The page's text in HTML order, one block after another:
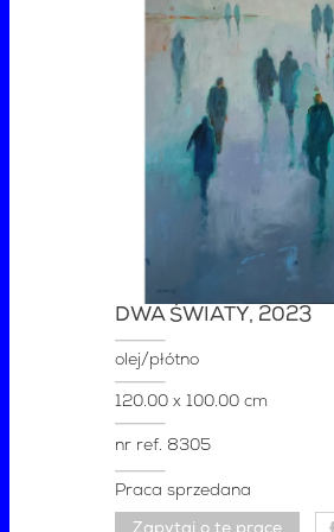
DWA ŚWIATY, 2023
olej/płótno
120.00 x 100.00 cm
nr ref. 8305
Praca sprzedana